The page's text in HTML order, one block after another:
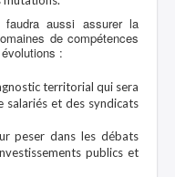
faudra aussi assurer la
de compétences
:
territorial qui sera
salariés et des syndicats
peser dans les débats
publics et